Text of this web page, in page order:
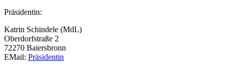
Präsidentin:
Katrin Schindele (MdL)
Oberdorfstraße 2
72270 Baiersbronn
EMail: Präsidentin